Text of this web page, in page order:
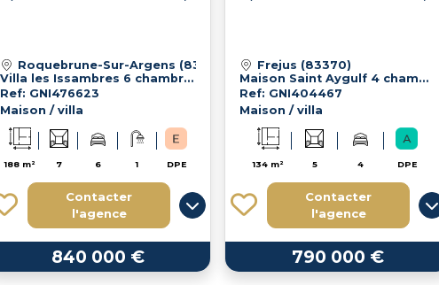
Roquebrune-Sur-Argens (83380)
Villa les Issambres 6 chambres - 188 m² - Piscine - T3/4 indépendant
Ref: GNI476623
Maison / villa
188 m² 7 6 1 DPE
Contacter
l'agence
840 000 €
Frejus (83370)
Maison Saint Aygulf 4 chambres - Piscine
Ref: GNI404467
Maison / villa
134 m² 5 4 DPE
Contacter
l'agence
790 000 €